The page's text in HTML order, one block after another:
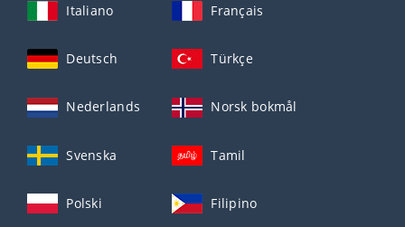
Italiano Français
Deutsch Türkçe
Nederlands Norsk bokmål
Svenska Tamil
Polski Filipino